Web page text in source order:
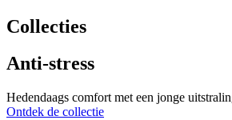
Collecties
Anti-stress
Hedendaags comfort met een jonge
Ontdek de collectie